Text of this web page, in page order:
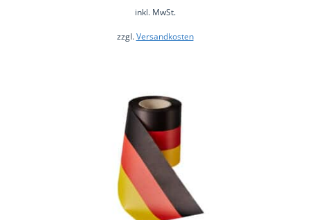
inkl. MwSt.
zzgl.Versandkosten